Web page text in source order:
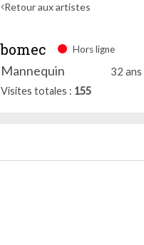
Retour aux artistes
bomec Hors ligne
Mannequin 32 ans
Visites totales 155